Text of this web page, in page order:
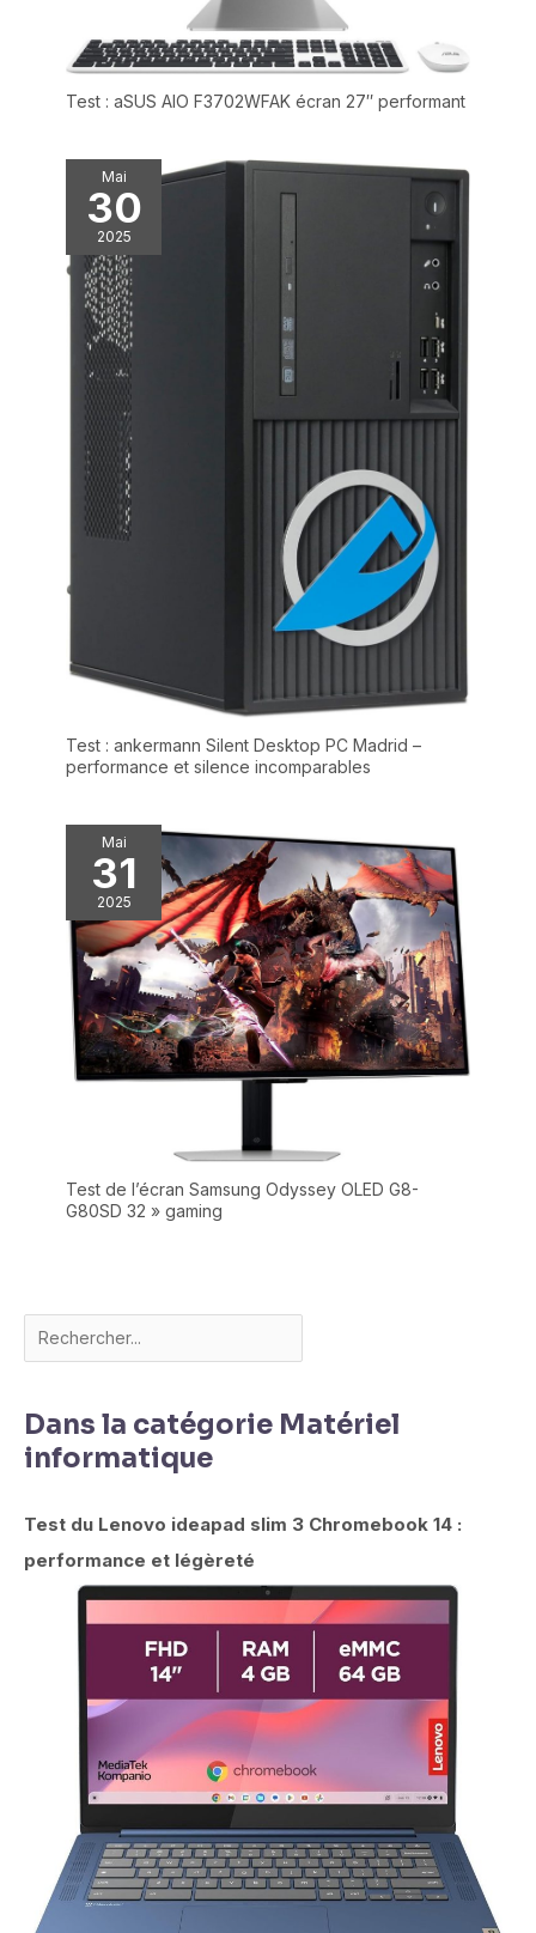
Test : aSUS AIO F3702WFAK écran 27″ performant
Mai
30
2025
Test : ankermann Silent Desktop PC Madrid –
performance et silence incomparables
Mai
31
2025
Test de l’écran Samsung Odyssey OLED G8-
G80SD 32 » gaming
Dans la catégorie Matériel
informatique
Test du Lenovo ideapad slim 3 Chromebook 14 :
performance et légèreté